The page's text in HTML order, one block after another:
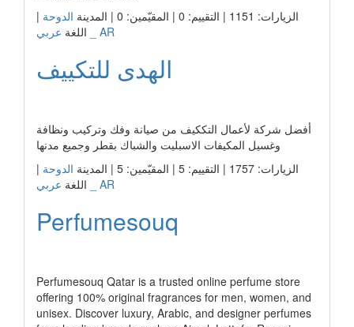
الزيارات: 1151 | التقييم: 0 | المقيّمين: 0 | المدينة
الدوحة |
اللغة عربي _ AR
الهدى للتكييف
أفضل شركة لأعمال التككيف من صيانة وفك وتركيب ونظافة
وغسيل المكيفات الاسبليت والشباك بقطر وجميع مدنها
الزيارات: 1757 | التقييم: 5 | المقيّمين: 5 | المدينة
الدوحة |
اللغة عربي _ AR
Perfumesouq
Perfumesouq Qatar is a trusted online perfume store
offering 100% original fragrances for men, women, and
unisex. Discover luxury, Arabic, and designer perfumes